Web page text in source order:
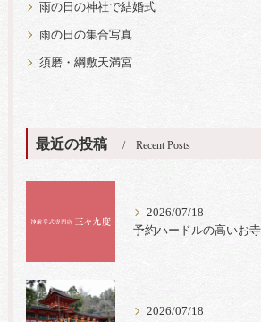
雨の日の神社で結婚式
雨の日の集合写真
須磨・綱敷天満宮
最近の投稿 Recent Posts
2026/07/18
予約ハードルの高いお
2026/07/18